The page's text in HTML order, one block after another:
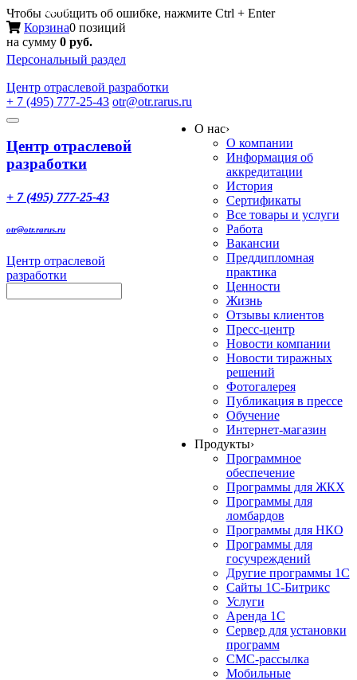
Чтобы сообщить об ошибке, нажмите Ctrl + Enter
Корзина0 позиций
на сумму 0 руб.
Персональный раздел
Центр отраслевой разработки
+ 7 (495) 777-25-43 otr@otr.rarus.ru
Toggle
Меню
Центр отраслевой
разработки
+ 7 (495) 777-25-43
otr@otr.rarus.ru
Центр отраслевой
разработки
О нас›
О компании
Информация об
аккредитации
История
Сертификаты
Все товары и услуги
Работа
Вакансии
Преддипломная
практика
Ценности
Жизнь
Отзывы клиентов
Пресс-центр
Новости компании
Новости тиражных
решений
Фотогалерея
Публикация в прессе
Обучение
Интернет-магазин
Продукты›
Программное
обеспечение
Программы для ЖКХ
Программы для
ломбардов
Программы для НКО
Программы для
госучреждений
Другие программы 1С
Сайты 1С-Битрикс
Услуги
Аренда 1С
Сервер для установки
программ
СМС-рассылка
Мобильные